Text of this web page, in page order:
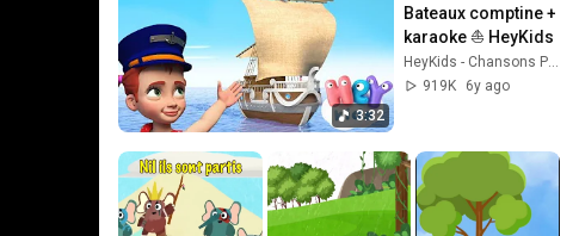
3:32
Bateaux comptine +
karaoke ⛵ HeyKids
HeyKids - Chansons Pour Enfants
919K
6y ago